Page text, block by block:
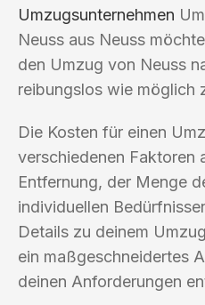
Umzugsunternehmen
Neuss aus Neuss
den Umzug von Neuss
reibungslos wie möglich
Die Kosten für einen
verschiedenen Faktoren
Entfernung, der Menge
individuellen
Details zu deinem
ein maßgeschneidertes
deinen Anforderungen